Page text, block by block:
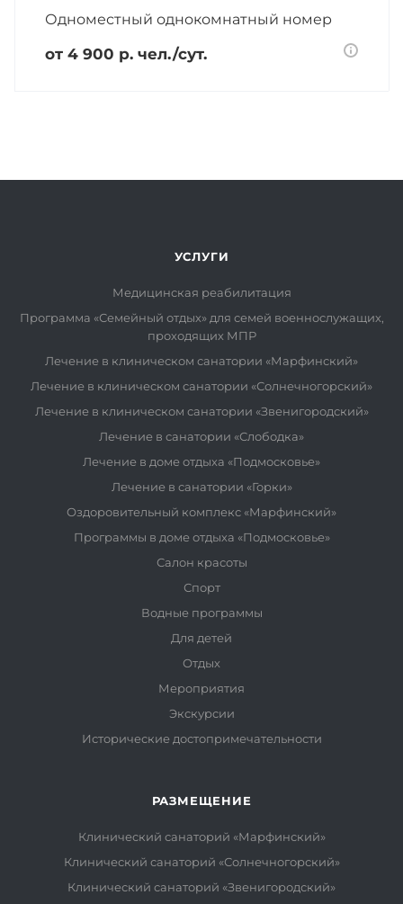
Одноместный однокомнатный номер
от 4 900 р. чел./сут.
УСЛУГИ
Медицинская реабилитация
Программа «Семейный отдых» для семей военнослужащих,
проходящих МПР
Лечение в клиническом санатории «Марфинский»
Лечение в клиническом санатории «Солнечногорский»
Лечение в клиническом санатории «Звенигородский»
Лечение в санатории «Слободка»
Лечение в доме отдыха «Подмосковье»
Лечение в санатории «Горки»
Оздоровительный комплекс «Марфинский»
Программы в доме отдыха «Подмосковье»
Салон красоты
Спорт
Водные программы
Для детей
Отдых
Мероприятия
Экскурсии
Исторические достопримечательности
РАЗМЕЩЕНИЕ
Клинический санаторий «Марфинский»
Клинический санаторий «Солнечногорский»
Клинический санаторий «Звенигородский»